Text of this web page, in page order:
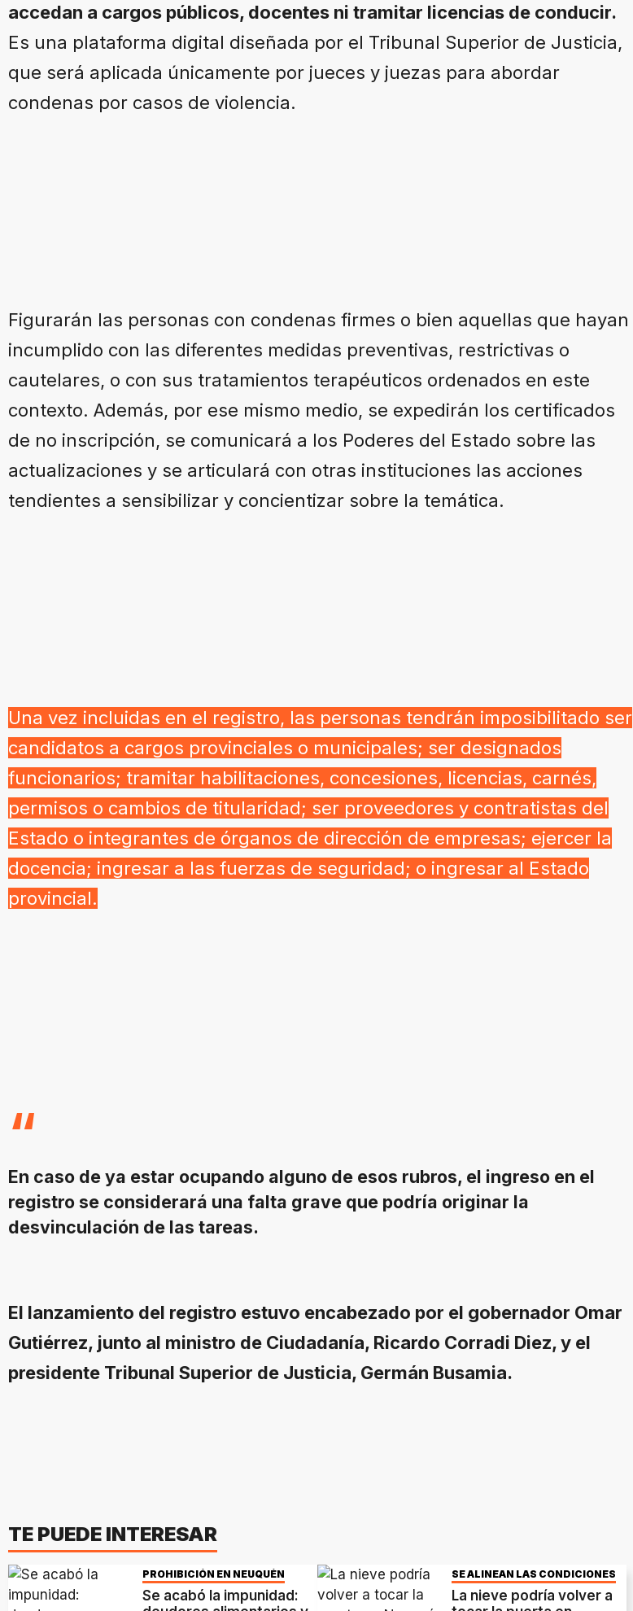
accedan a cargos públicos, docentes ni tramitar licencias de conducir.
Es una plataforma digital diseñada por el Tribunal Superior de Justicia,
que será aplicada únicamente por jueces y juezas para abordar
condenas por casos de violencia.
Figurarán las personas con condenas firmes o bien aquellas que hayan
incumplido con las diferentes medidas preventivas, restrictivas o
cautelares, o con sus tratamientos terapéuticos ordenados en este
contexto. Además, por ese mismo medio, se expedirán los certificados
de no inscripción, se comunicará a los Poderes del Estado sobre las
actualizaciones y se articulará con otras instituciones las acciones
tendientes a sensibilizar y concientizar sobre la temática.
Una vez incluidas en el registro, las personas tendrán imposibilitado ser
candidatos a cargos provinciales o municipales; ser designados
funcionarios; tramitar habilitaciones, concesiones, licencias, carnés,
permisos o cambios de titularidad; ser proveedores y contratistas del
Estado o integrantes de órganos de dirección de empresas; ejercer la
docencia; ingresar a las fuerzas de seguridad; o ingresar al Estado
provincial.
En caso de ya estar ocupando alguno de esos rubros, el ingreso en el
registro se considerará una falta grave que podría originar la
desvinculación de las tareas.
El lanzamiento del registro estuvo encabezado por el gobernador Omar
Gutiérrez, junto al ministro de Ciudadanía, Ricardo Corradi Diez, y el
presidente Tribunal Superior de Justicia, Germán Busamia.
TE PUEDE INTERESAR
PROHIBICIÓN EN NEUQUÉN
Se acabó la impunidad:
SE ALINEAN LAS CONDICIONES
La nieve podría volver a